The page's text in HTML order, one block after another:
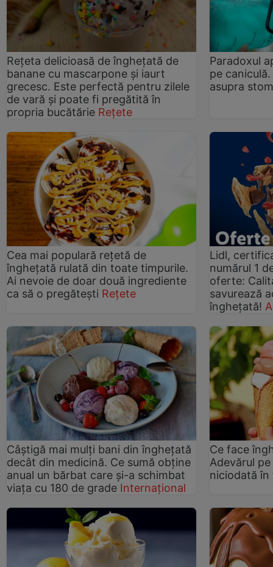
Rețeta delicioasă de înghețată de
banane cu mascarpone și iaurt
grecesc. Este perfectă pentru zilele
de vară și poate fi pregătită în
propria bucătărie Rețete
Paradoxul
pe
asupra
Cea mai populară rețetă de
înghețată rulată din toate timpurile.
Ai nevoie de doar două ingrediente
ca să o pregătești Rețete
Lidl,
numărul 1
oferte:
savurează
înghețată!
Câștigă mai mulți bani din înghețată
decât din medicină. Ce sumă obține
anual un bărbat care și-a schimbat
viața cu 180 de grade Internațional
Ce face
Adevărul
niciodată în